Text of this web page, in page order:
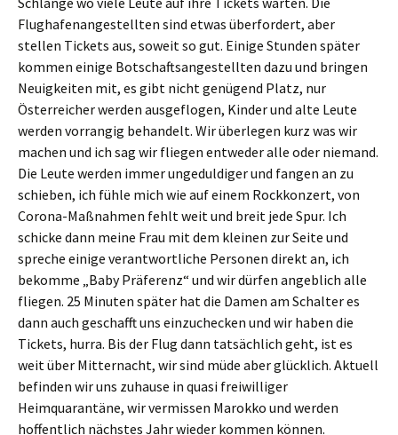
Flughafenangestellten sind etwas überfordert, aber
stellen Tickets aus, soweit so gut. Einige Stunden später
kommen einige Botschaftsangestellten dazu und bringen
Neuigkeiten mit, es gibt nicht genügend Platz, nur
Österreicher werden ausgeflogen, Kinder und alte Leute
werden vorrangig behandelt. Wir überlegen kurz was wir
machen und ich sag wir fliegen entweder alle oder niemand.
Die Leute werden immer ungeduldiger und fangen an zu
schieben, ich fühle mich wie auf einem Rockkonzert, von
Corona-Maßnahmen fehlt weit und breit jede Spur. Ich
schicke dann meine Frau mit dem kleinen zur Seite und
spreche einige verantwortliche Personen direkt an, ich
bekomme „Baby Präferenz“ und wir dürfen angeblich alle
fliegen. 25 Minuten später hat die Damen am Schalter es
dann auch geschafft uns einzuchecken und wir haben die
Tickets, hurra. Bis der Flug dann tatsächlich geht, ist es
weit über Mitternacht, wir sind müde aber glücklich. Aktuell
befinden wir uns zuhause in quasi freiwilliger
Heimquarantäne, wir vermissen Marokko und werden
hoffentlich nächstes Jahr wieder kommen können.